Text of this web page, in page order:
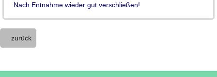
Nach Entnahme wieder gut verschließen!
zurück